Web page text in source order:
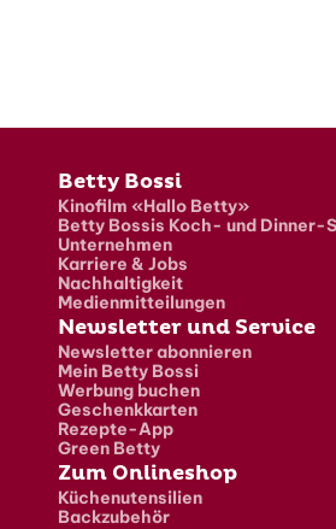
Fusszeile
Betty Bossi
Kinofilm «Hallo Betty»
Betty Bossis Koch- und Dinner-
Unternehmen
Karriere & Jobs
Nachhaltigkeit
Medienmitteilungen
Newsletter und Service
Newsletter abonnieren
Mein Betty Bossi
Werbung buchen
Geschenkkarten
Rezepte-App
Green Betty
Zum Onlineshop
Küchenutensilien
Backzubehör